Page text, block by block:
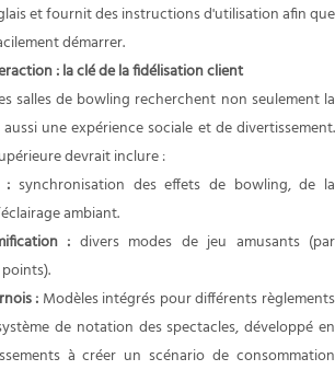
et fournit des instructions d'utilisation afin que
démarrer.
: la clé de la fidélisation client
salles de bowling recherchent non seulement la
une expérience sociale et de divertissement.
devrait inclure :
: synchronisation des effets de bowling, de la
ambiant.
: divers modes de jeu amusants (par
: Modèles intégrés pour différents règlements
de notation des spectacles, développé en
à créer un scénario de consommation